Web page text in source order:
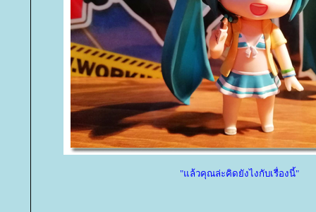
"แล้วคุณล่ะคิดยังไงกับเรื่องนี้"